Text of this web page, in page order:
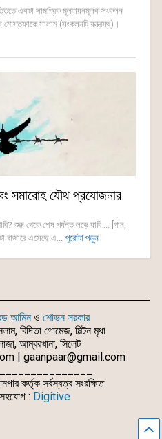
একটা সামগ্রিক মূল্যায়নমূলক সংকলন
মোস্তফাকে সালাম (সংকলনটি যন্ত্রস্থ)।
সমারোহ যৌথ প্রযোজনার
শুরু থেকে শেষ পর্যন্ত লড়ে যাবি ... [গান,
বাজারে এসেছে এ... পুরোটা পড়ুন
আমিনও শোভন সরকার
বিদিতা গোমেজ, মিল্টন মৃধা
আম্বরখানা, সিলেট
| gaanpaar@gmail.com
কর্তৃক সর্বস্বত্ব সংরক্ষিত
: Digitive